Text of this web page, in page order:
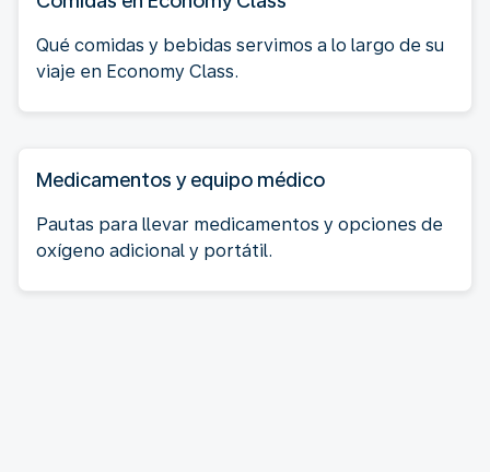
Qué comidas y bebidas servimos a lo largo de su
viaje en Economy Class.
Medicamentos y equipo médico
Pautas para llevar medicamentos y opciones de
oxígeno adicional y portátil.